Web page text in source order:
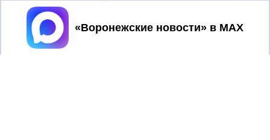
Принять